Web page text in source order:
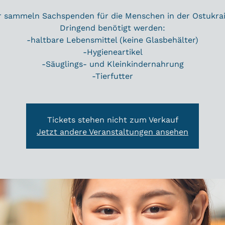
sammeln Sachspenden für die Menschen in der
Dringend benötigt werden:
-haltbare Lebensmittel (keine Glasbehälter)
-Hygieneartikel
-Säuglings- und Kleinkindernahrung
-Tierfutter
Tickets stehen nicht zum Verkauf
Jetzt andere Veranstaltungen ansehen